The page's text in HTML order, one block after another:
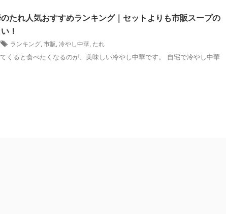
たれ人気おすすめランキング｜セットよりも市販スープの
！
ランキング, 市販, 冷やし中華, たれ
くると食べたくなるのが、美味しい冷やし中華です。 自宅で冷やし中華